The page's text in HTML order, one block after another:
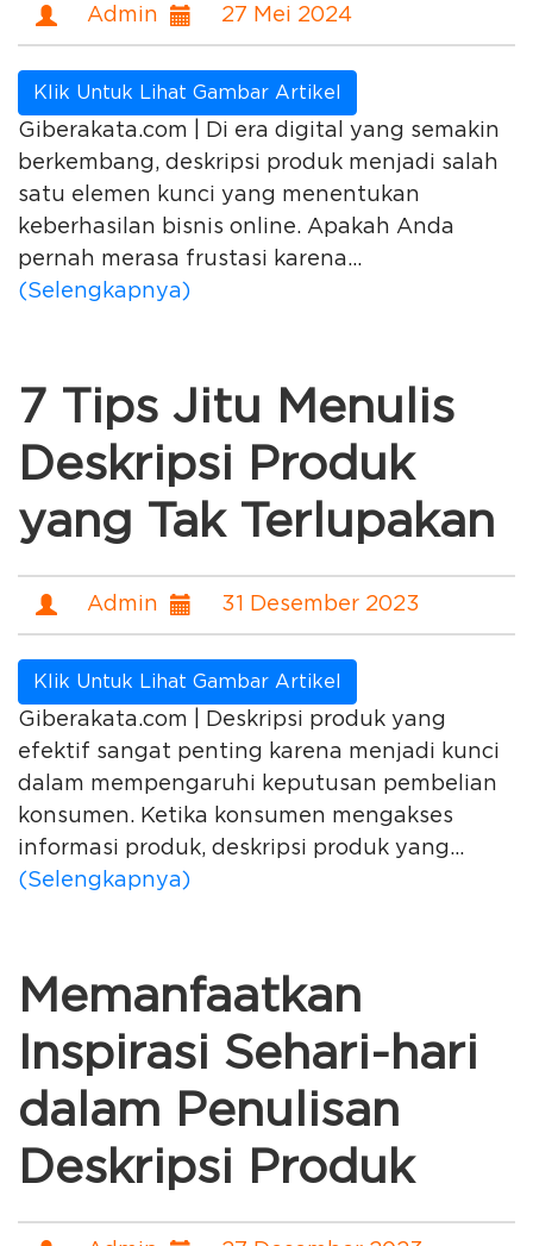
Admin 27 Mei 2024
Klik Untuk Lihat Gambar Artikel
Giberakata.com | Di era digital yang semakin
berkembang, deskripsi produk menjadi salah
satu elemen kunci yang menentukan
keberhasilan bisnis online. Apakah Anda
pernah merasa frustasi karena...
(Selengkapnya)
7 Tips Jitu Menulis
Deskripsi Produk
yang Tak Terlupakan
Admin 31 Desember 2023
Klik Untuk Lihat Gambar Artikel
Giberakata.com | Deskripsi produk yang
efektif sangat penting karena menjadi kunci
dalam mempengaruhi keputusan pembelian
konsumen. Ketika konsumen mengakses
informasi produk, deskripsi produk yang...
(Selengkapnya)
Memanfaatkan
Inspirasi Sehari-hari
dalam Penulisan
Deskripsi Produk